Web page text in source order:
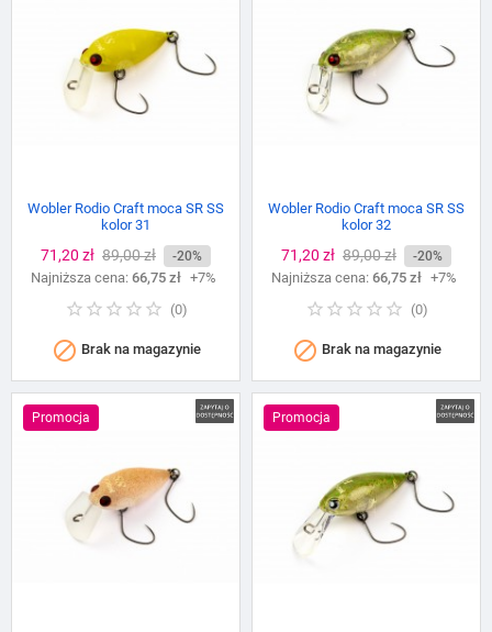
Wobler Rodio Craft moca SR SS
kolor 31
Cena
71,20 zł Cena
podstawowa
89,00 zł -20%
Najniższa cena: 66,75 zł +7%
(0)
 Brak na magazynie
Wobler Rodio Craft moca SR SS
kolor 32
Cena
71,20 zł Cena
podstawowa
89,00 zł -20%
Najniższa cena: 66,75 zł +7%
(0)
 Brak na magazynie
Promocja Promocja